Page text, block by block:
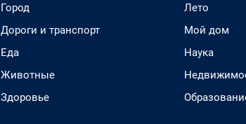
Город
Дороги и транспорт
Еда
Животные
Здоровье
Лето
Мой дом
Наука